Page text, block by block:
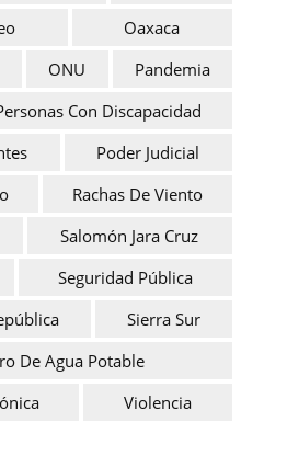
Oaxaca
ONU
Pandemia
Con Discapacidad
Poder Judicial
Rachas De Viento
Salomón Jara Cruz
Seguridad Pública
Sierra Sur
De Agua Potable
Violencia